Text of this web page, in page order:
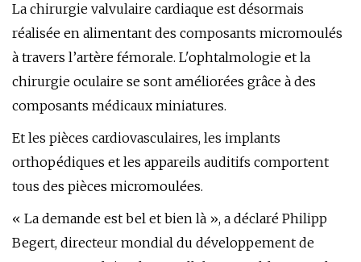
La chirurgie valvulaire cardiaque est désormais
réalisée en alimentant des composants micromoulés
à travers l’artère fémorale. L'ophtalmologie et la
chirurgie oculaire se sont améliorées grâce à des
composants médicaux miniatures.
Et les pièces cardiovasculaires, les implants
orthopédiques et les appareils auditifs comportent
tous des pièces micromoulées.
« La demande est bel et bien là », a déclaré Philipp
Begert, directeur mondial du développement de